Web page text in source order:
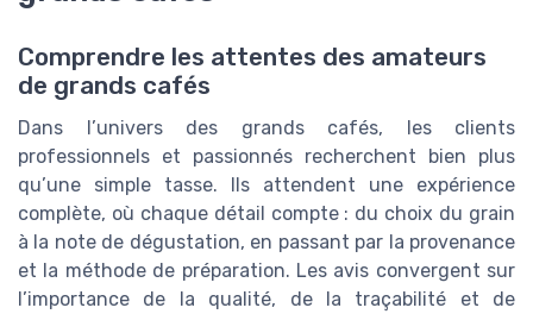
Comprendre les attentes des amateurs
de grands cafés
Dans l’univers des grands cafés, les clients
professionnels et passionnés recherchent bien plus
qu’une simple tasse. Ils attendent une expérience
complète, où chaque détail compte : du choix du grain
à la note de dégustation, en passant par la provenance
et la méthode de préparation. Les avis convergent sur
l’importance de la qualité, de la traçabilité et de